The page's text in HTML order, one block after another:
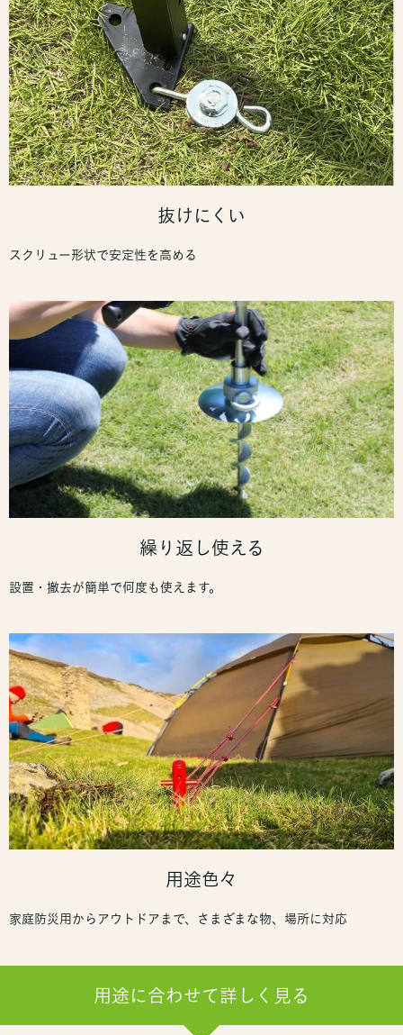
抜けにくい
スクリュー形状で安定性を高める
繰り返し使える
設置・撤去が簡単で何度も使えます。
用途色々
家庭防災用からアウトドアまで、さまざまな物、場所に対応
用途に合わせて詳しく見る